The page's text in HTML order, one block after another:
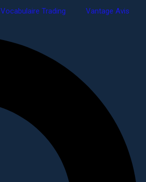
Vocabulaire Trading Vantage Avis